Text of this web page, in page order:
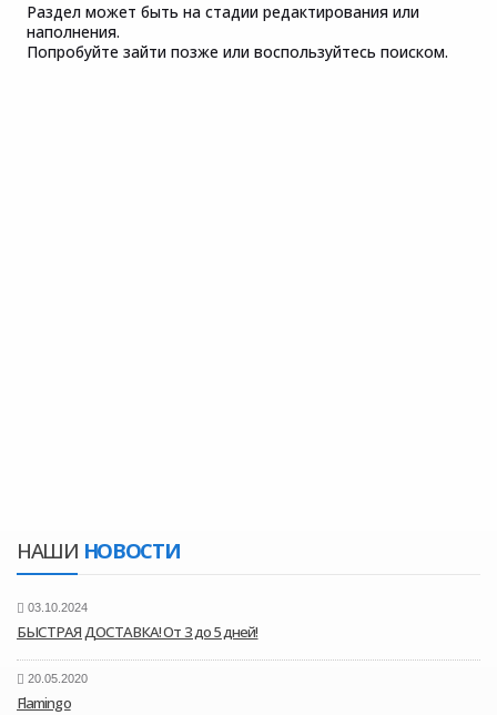
НАШИ НОВОСТИ
03.10.2024
БЫСТРАЯ ДОСТАВКА! От 3 до 5 дней!
20.05.2020
Flamingo
Раздел может быть на стадии редактирования или
наполнения.
Попробуйте зайти позже или воспользуйтесь поиском.